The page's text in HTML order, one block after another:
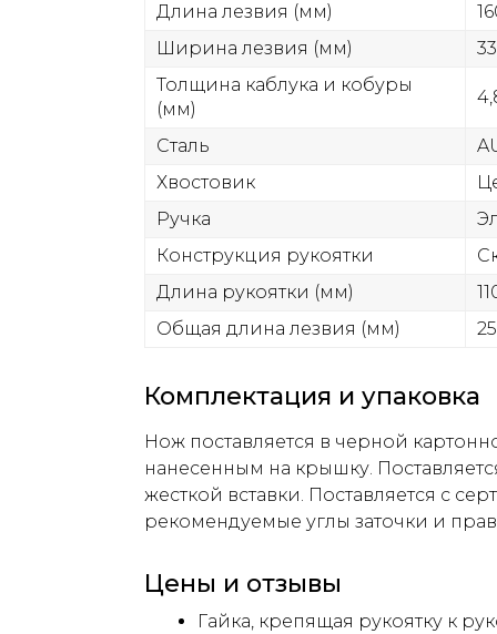
Длина лезвия (мм)
Ширина лезвия (мм)
33
Толщина каблука и кобуры
(мм)
Сталь
Хвостовик
Ручка
Конструкция рукоятки
Длина рукоятки (мм)
Общая длина лезвия (мм)
Комплектация и упаковка
Нож поставляется в черной
нанесенным на крышку.
жесткой вставки. Поставляется с
рекомендуемые углы заточки и
Цены и отзывы
Гайка, крепящая рукоятку к